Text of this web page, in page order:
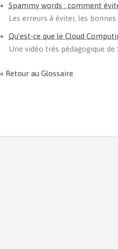
Spammy words : comment
Les erreurs à éviter, les
Qu’est-ce que le Cloud
Une vidéo très pédagogique
« Retour au Glossaire